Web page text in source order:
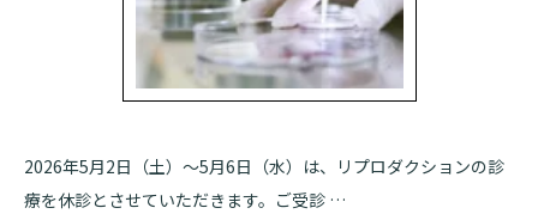
2026年5月2日（土）～5月6日（水）は、リプロダクションの診
療を休診とさせていただきます。ご受診 …